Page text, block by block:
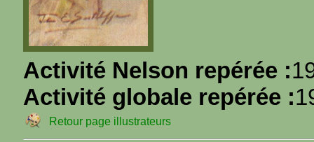
Activité Nelson repérée :
Activité globale repérée :
Retour page illustrateurs